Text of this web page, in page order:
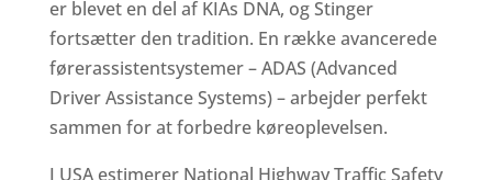
er blevet en del af KIAs DNA, og Stinger
fortsætter den tradition. En række avancerede
førerassistentsystemer – ADAS (Advanced
Driver Assistance Systems) – arbejder perfekt
sammen for at forbedre køreoplevelsen.
I USA estimerer National Highway Traffic Safety